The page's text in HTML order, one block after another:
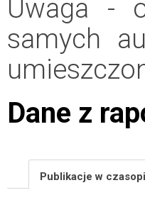
Uwaga -
samych
Dane z
Publikacje w